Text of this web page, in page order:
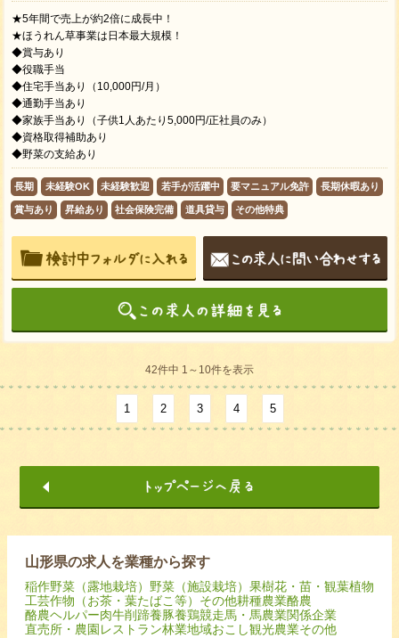
★5年間で売上が約2倍に成長中！
★ほうれん草事業は日本最大規模！
◆賞与あり
◆役職手当
◆住宅手当あり（10,000円/月）
◆通勤手当あり
◆家族手当あり（子供1人あたり5,000円/正社員のみ）
◆資格取得補助あり
◆野菜の支給あり
長期 未経験OK 未経験歓迎 若手が活躍中 要マニュアル免許 長期休暇あり
賞与あり 昇給あり 社会保険完備 道具貸与 その他特典
42件中 1～10件を表示
1 2 3 4 5
山形県の求人を業種から探す
稲作野菜（露地栽培） 野菜（施設栽培） 果樹花・苗・観葉植物
工芸作物（お茶・葉たばこ等） その他耕種農業酪農
酪農ヘルパー肉牛削蹄養豚養鶏競走馬・馬農業関係企業
直売所・農園レストラン林業地域おこし観光農業その他